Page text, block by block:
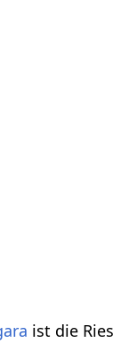
ist die